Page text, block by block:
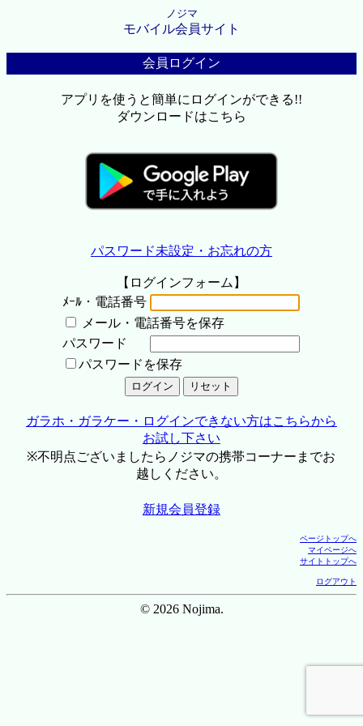
ノジマ
モバイル会員サイト
会員ログイン
アプリを使うと簡単にログインができる!!
ダウンロードはこちら
パスワード未設定・お忘れの方
【ログインフォーム】
ﾒｰﾙ・電話番号
メール・電話番号を保存
パスワード
パスワードを保存
ガラホ・ガラケー・ログインできない方はこちらから
お試し下さい
※不明点ございましたらノジマの携帯コーナーまでお
越しください。
新規会員登録
ページトップへ
マイページへ
サイトトップへ
ログアウト
© 2026 Nojima.